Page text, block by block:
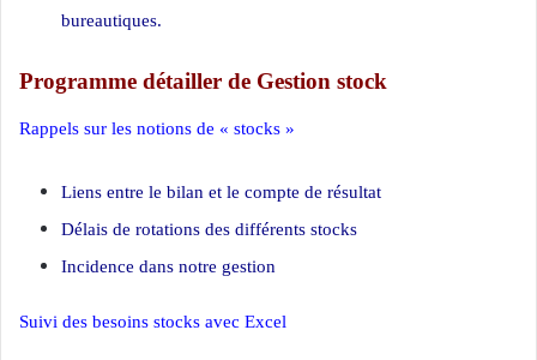
bureautiques.
Programme détailler de Gestion stock
Rappels sur les notions de « stocks »
Liens entre le bilan et le compte de résultat
Délais de rotations des différents stocks
Incidence dans notre gestion
Suivi des besoins stocks avec Excel